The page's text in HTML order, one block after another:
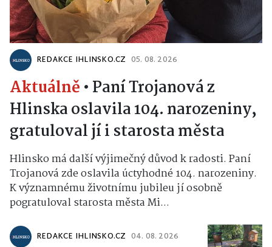
REDAKCE IHLINSKO.CZ 05. 08. 2026
Aktuálně • Paní Trojanová z
Hlinska oslavila 104. narozeniny,
gratuloval jí i starosta města
Hlinsko má další výjimečný důvod k radosti. Paní
Trojanová zde oslavila úctyhodné 104. narozeniny.
K významnému životnímu jubileu jí osobně
pogratuloval starosta města Mi...
REDAKCE IHLINSKO.CZ 04. 08. 2026